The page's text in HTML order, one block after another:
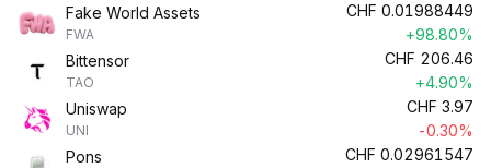
Fake World Assets
FWA
CHF 0.01988449
+98.80%
Bittensor
TAO
CHF 206.46
+4.90%
Uniswap
UNI
CHF 3.97
-0.30%
Pons
CHF 0.02961547